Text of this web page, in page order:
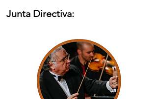
Junta Directiva: